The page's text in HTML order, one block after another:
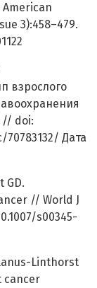
3):458–479.
взрослого
// doi:
Дата
GD.
// World J
s00345-
Linthorst
cancer